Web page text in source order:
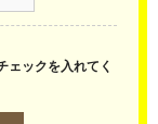
ェックを入れてく